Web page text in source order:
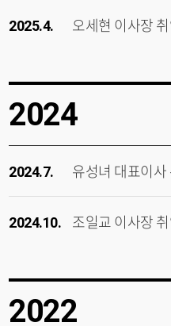
2025.4. 오세현 이사장
2024
2024.7. 유성녀 대표이사
2024.10. 조일교 이사장
2022